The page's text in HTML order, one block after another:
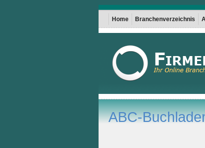
Home Branchenverzeichnis
ABC-